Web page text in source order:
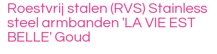
Roestvrij stalen (RVS) Stainless
steel armbanden 'LA VIE EST
BELLE' Goud